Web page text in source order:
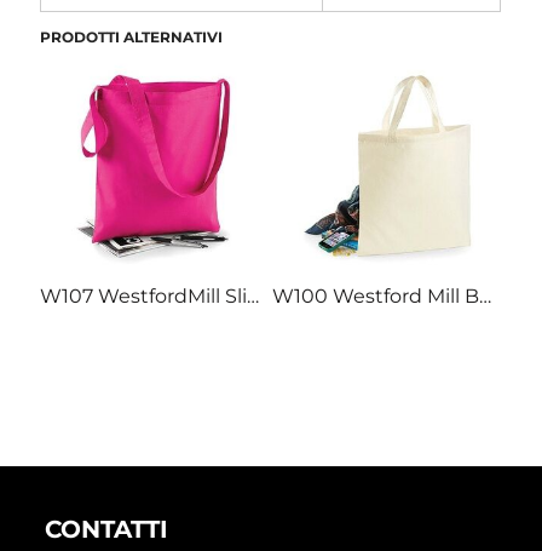
PRODOTTI ALTERNATIVI
W107 WestfordMill Sling Tote Shopper manico lungo a tracolla 100% cotone 140gr W100 Westford Mill Budget Promo Bag for Life Shopper in 100% cotone 42x38 manici corti
CONTATTI